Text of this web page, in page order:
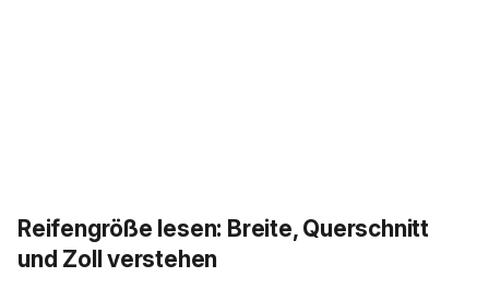
Reifengröße lesen: Breite, Querschnitt
und Zoll verstehen